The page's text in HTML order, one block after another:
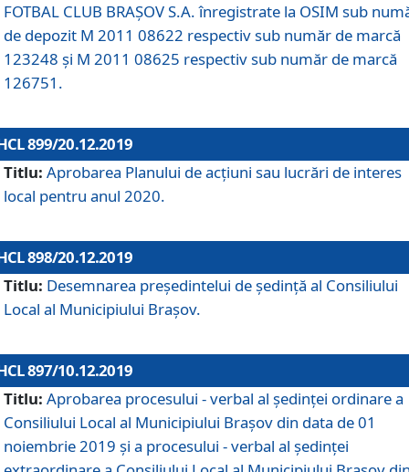
FOTBAL CLUB BRAȘOV S.A. înregistrate la OSIM sub
de depozit M 2011 08622 respectiv sub număr de marcă
123248 și M 2011 08625 respectiv sub număr de marcă
126751.
899/20.12.2019
Titlu: Aprobarea Planului de acţiuni sau lucrări de interes
local pentru anul 2020.
898/20.12.2019
Titlu: Desemnarea preşedintelui de şedinţă al Consiliului
Local al Municipiului Braşov.
897/10.12.2019
Titlu: Aprobarea procesului - verbal al şedinţei ordinare a
Consiliului Local al Municipiului Brașov din data de 01
noiembrie 2019 și a procesului - verbal al ședinței